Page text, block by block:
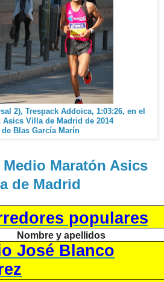
2), Trespack Addoica, 1:03:26, en el
Asics Villa de Madrid de 2014
de Blas García Marín
Maratón Asics
de Madrid
populares
Nombre y apellidos
José Blanco